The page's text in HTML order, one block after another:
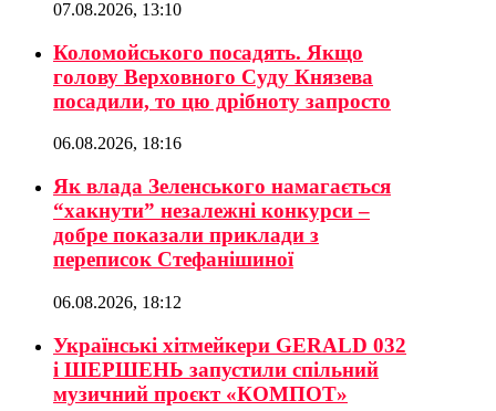
07.08.2026, 13:10
Коломойського посадять. Якщо
голову Верховного Суду Князева
посадили, то цю дрібноту запросто
06.08.2026, 18:16
Як влада Зеленського намагається
“хакнути” незалежні конкурси –
добре показали приклади з
переписок Стефанішиної
06.08.2026, 18:12
Українські хітмейкери GERALD 032
і ШЕРШЕНЬ запустили спільний
музичний проєкт «КОМПОТ»